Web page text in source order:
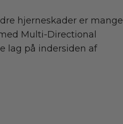
hjerneskader er mange
Multi-Directional
lag på indersiden af